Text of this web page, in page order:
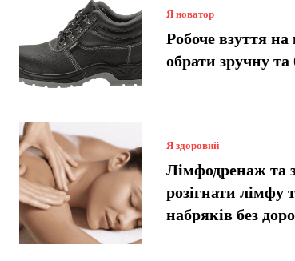
Я новатор
Робоче взуття
обрати зручну
Я здоровий
Лімфодренаж та
розігнати лімфу
набряків без